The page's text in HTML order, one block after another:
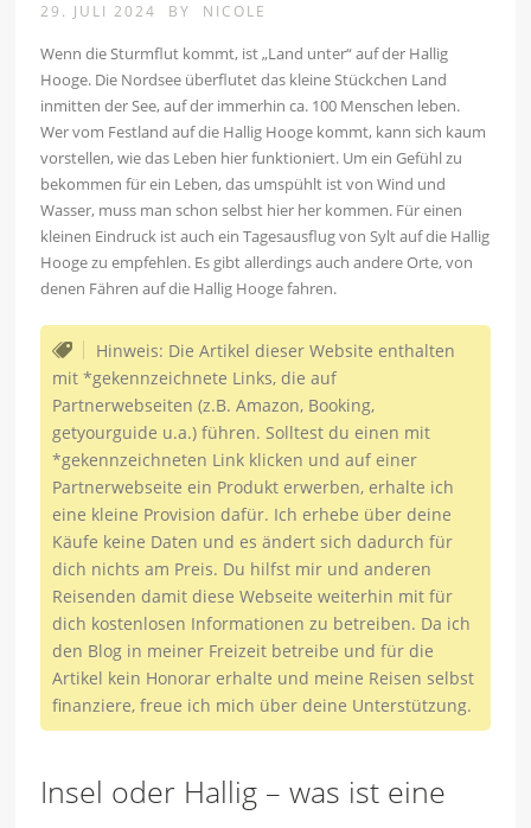
29. JULI 2024 BY NICOLE
Wenn die Sturmflut kommt, ist „Land unter“ auf der Hallig
Hooge. Die Nordsee überflutet das kleine Stückchen Land
inmitten der See, auf der immerhin ca. 100 Menschen leben.
Wer vom Festland auf die Hallig Hooge kommt, kann sich kaum
vorstellen, wie das Leben hier funktioniert. Um ein Gefühl zu
bekommen für ein Leben, das umspühlt ist von Wind und
Wasser, muss man schon selbst hier her kommen. Für einen
kleinen Eindruck ist auch ein Tagesausflug von Sylt auf die Hallig
Hooge zu empfehlen. Es gibt allerdings auch andere Orte, von
denen Fähren auf die Hallig Hooge fahren.
Hinweis: Die Artikel dieser Website enthalten
mit *gekennzeichnete Links, die auf
Partnerwebseiten (z.B. Amazon, Booking,
getyourguide u.a.) führen. Solltest du einen mit
*gekennzeichneten Link klicken und auf einer
Partnerwebseite ein Produkt erwerben, erhalte ich
eine kleine Provision dafür. Ich erhebe über deine
Käufe keine Daten und es ändert sich dadurch für
dich nichts am Preis. Du hilfst mir und anderen
Reisenden damit diese Webseite weiterhin mit für
dich kostenlosen Informationen zu betreiben. Da ich
den Blog in meiner Freizeit betreibe und für die
Artikel kein Honorar erhalte und meine Reisen selbst
finanziere, freue ich mich über deine Unterstützung.
Insel oder Hallig – was ist eine